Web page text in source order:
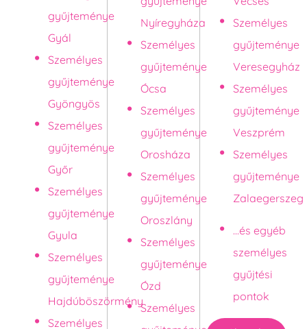
gyűjteménye
Gyál
Személyes
gyűjteménye
Gyöngyös
Személyes
gyűjteménye
Győr
Személyes
gyűjteménye
Gyula
Személyes
gyűjteménye
Hajdúböszörmény
Személyes
Nyíregyháza
Személyes
gyűjteménye
Ócsa
Személyes
gyűjteménye
Orosháza
Személyes
gyűjteménye
Oroszlány
Személyes
gyűjteménye
Ózd
Személyes
Személyes
gyűjteménye
Veresegyház
Személyes
gyűjteménye
Veszprém
Személyes
gyűjteménye
Zalaegerszeg
...és egyéb
személyes
gyűjtési
pontok